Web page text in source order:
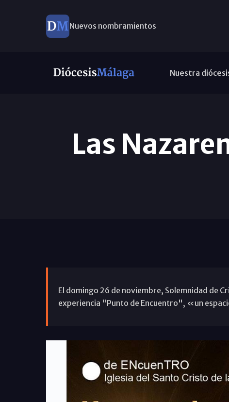
Nuevos nombramientos
Nuestra
Las
El domingo 26 de noviembre, Solemnidad de
experiencia "Punto de Encuentro", «un